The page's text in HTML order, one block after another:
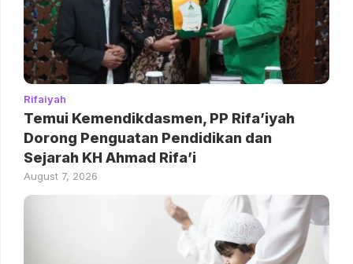
Rifaiyah
Temui Kemendikdasmen, PP Rifa’iyah
Dorong Penguatan Pendidikan dan
Sejarah KH Ahmad Rifa’i
August 7, 2026